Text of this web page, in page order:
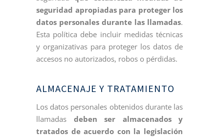
seguridad apropiadas para proteger los
datos personales durante las llamadas.
Esta política debe incluir medidas técnicas
y organizativas para proteger los datos de
accesos no autorizados, robos o pérdidas.
ALMACENAJE Y TRATAMIENTO
Los datos personales obtenidos durante las
llamadas deben ser almacenados y
tratados de acuerdo con la legislación